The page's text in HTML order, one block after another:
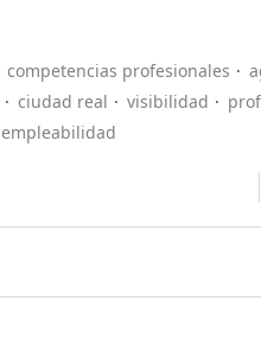
competencias profesionales
ciudad real visibilidad
empleabilidad